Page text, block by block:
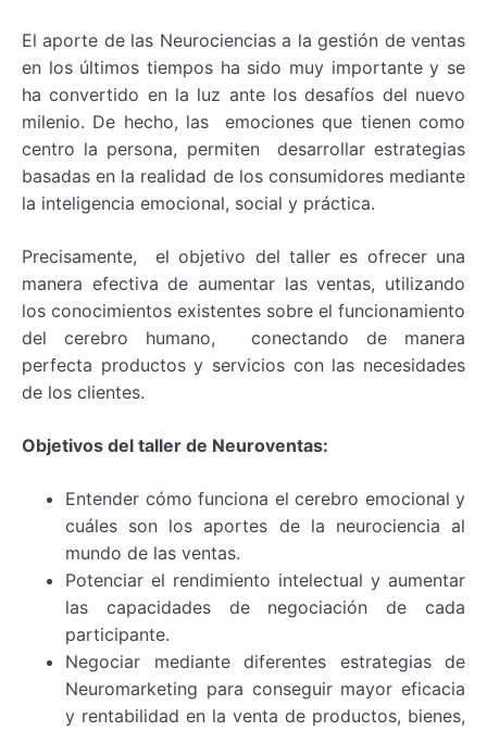
El aporte de las Neurociencias a la gestión de ventas
en los últimos tiempos ha sido muy importante y se
ha convertido en la luz ante los desafíos del nuevo
milenio. De hecho, las emociones que tienen como
centro la persona, permiten desarrollar estrategias
basadas en la realidad de los consumidores mediante
la inteligencia emocional, social y práctica.
Precisamente, el objetivo del taller es ofrecer una
manera efectiva de aumentar las ventas, utilizando
los conocimientos existentes sobre el funcionamiento
del cerebro humano, conectando de manera
perfecta productos y servicios con las necesidades
de los clientes.
Objetivos del taller de Neuroventas:
Entender cómo funciona el cerebro emocional y
cuáles son los aportes de la neurociencia al
mundo de las ventas.
Potenciar el rendimiento intelectual y aumentar
las capacidades de negociación de cada
participante.
Negociar mediante diferentes estrategias de
Neuromarketing para conseguir mayor eficacia
y rentabilidad en la venta de productos, bienes,